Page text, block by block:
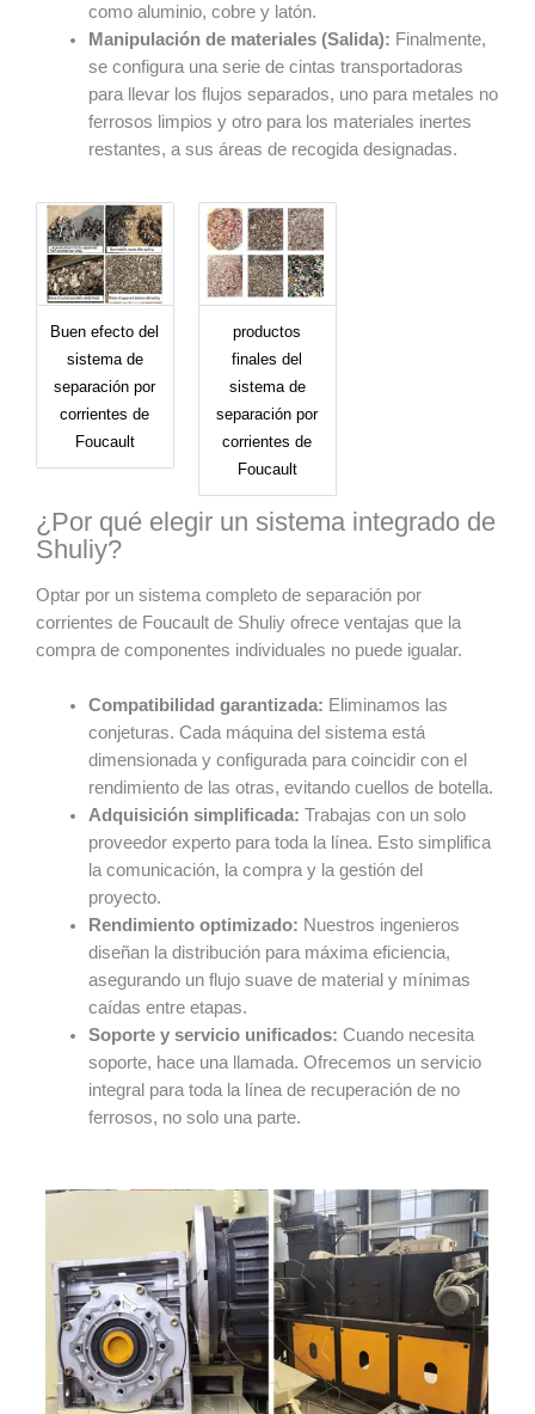
como aluminio, cobre y latón.
Manipulación de materiales (Salida): Finalmente,
se configura una serie de cintas transportadoras
para llevar los flujos separados, uno para metales no
ferrosos limpios y otro para los materiales inertes
restantes, a sus áreas de recogida designadas.
Buen efecto del
sistema de
separación por
corrientes de
Foucault
productos
finales del
sistema de
separación por
corrientes de
Foucault
¿Por qué elegir un sistema integrado de
Shuliy?
Optar por un sistema completo de separación por
corrientes de Foucault de Shuliy ofrece ventajas que la
compra de componentes individuales no puede igualar.
Compatibilidad garantizada: Eliminamos las
conjeturas. Cada máquina del sistema está
dimensionada y configurada para coincidir con el
rendimiento de las otras, evitando cuellos de botella.
Adquisición simplificada: Trabajas con un solo
proveedor experto para toda la línea. Esto simplifica
la comunicación, la compra y la gestión del
proyecto.
Rendimiento optimizado: Nuestros ingenieros
diseñan la distribución para máxima eficiencia,
asegurando un flujo suave de material y mínimas
caídas entre etapas.
Soporte y servicio unificados: Cuando necesita
soporte, hace una llamada. Ofrecemos un servicio
integral para toda la línea de recuperación de no
ferrosos, no solo una parte.